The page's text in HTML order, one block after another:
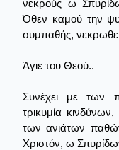
νεκρούς ω
Όθεν καμού την
συμπαθής,
Άγιε του Θεού..
Συνέχει με των
τρικυμία
των ανιάτων
Χριστόν, ω